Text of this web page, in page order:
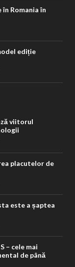
Romania în
ediție
viitorul
placutelor de
este a șaptea
– cele mai
de până